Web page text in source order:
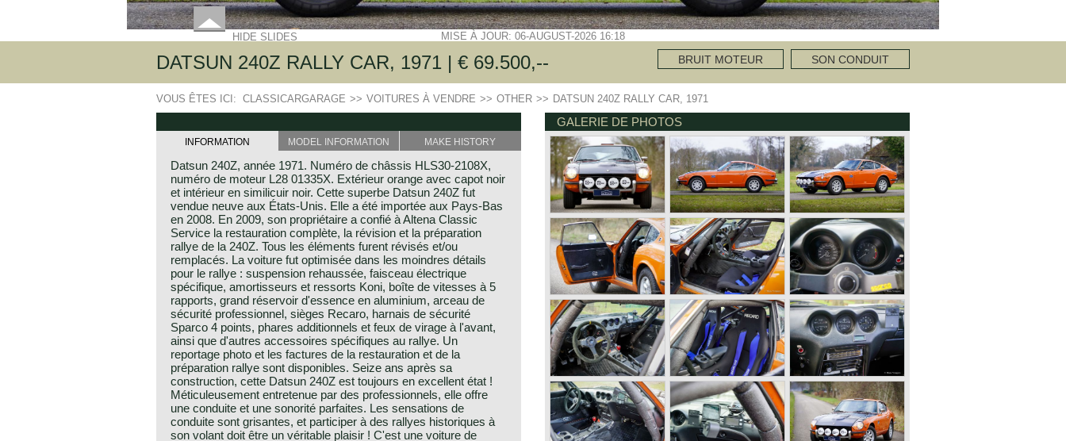
HIDE SLIDES MISE À JOUR: 06-AUGUST-2026 16:18
DATSUN 240Z RALLY CAR, 1971 | € 69.500,-- BRUIT MOTEUR SON CONDUIT
VOUS ÊTES ICI: CLASSICARGARAGE >> VOITURES À VENDRE >> OTHER >> DATSUN 240Z RALLY CAR, 1971
INFORMATION MODEL INFORMATION MAKE HISTORY
Datsun 240Z, année 1971. Numéro de châssis HLS30-2108X,
numéro de moteur L28 01335X. Extérieur orange avec capot noir
et intérieur en similicuir noir. Cette superbe Datsun 240Z fut
vendue neuve aux États-Unis. Elle a été importée aux Pays-Bas
en 2008. En 2009, son propriétaire a confié à Altena Classic
Service la restauration complète, la révision et la préparation
rallye de la 240Z. Tous les éléments furent révisés et/ou
remplacés. La voiture fut optimisée dans les moindres détails
pour le rallye : suspension rehaussée, faisceau électrique
spécifique, amortisseurs et ressorts Koni, boîte de vitesses à 5
rapports, grand réservoir d'essence en aluminium, arceau de
sécurité professionnel, sièges Recaro, harnais de sécurité
Sparco 4 points, phares additionnels et feux de virage à l'avant,
ainsi que d'autres accessoires spécifiques au rallye. Un
reportage photo et les factures de la restauration et de la
préparation rallye sont disponibles. Seize ans après sa
construction, cette Datsun 240Z est toujours en excellent état !
Méticuleusement entretenue par des professionnels, elle offre
une conduite et une sonorité parfaites. Les sensations de
conduite sont grisantes, et participer à des rallyes historiques à
son volant doit être un véritable plaisir ! C'est une voiture de
GALERIE DE PHOTOS